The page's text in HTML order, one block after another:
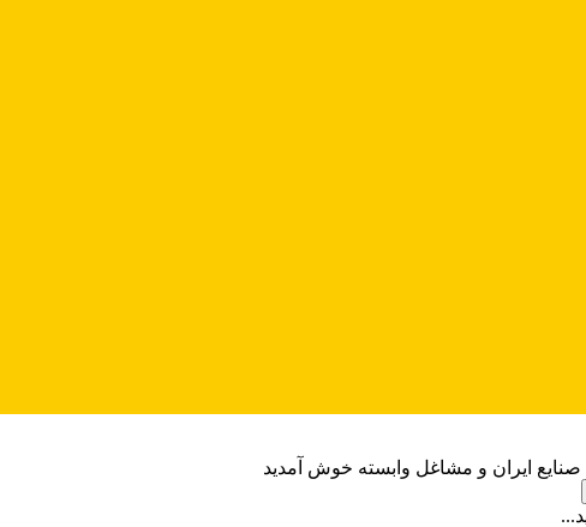
ایران و مشاغل وابسته خوش آمدید